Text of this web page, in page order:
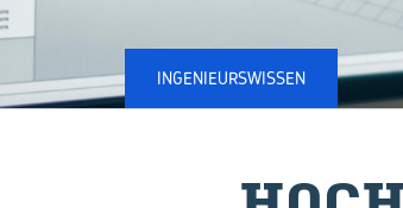
INGENIEURSWISSEN